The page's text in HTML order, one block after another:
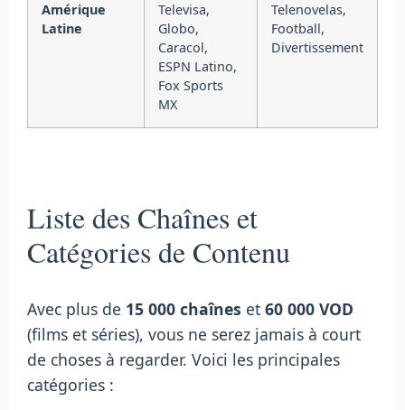
Amérique
Latine
Televisa,
Globo,
Caracol,
ESPN Latino,
Fox Sports
MX
Telenovelas,
Football,
Divertissement
Liste des Chaînes et
Catégories de Contenu
Avec plus de 15 000 chaînes et 60 000 VOD
(films et séries), vous ne serez jamais à court
de choses à regarder. Voici les principales
catégories :